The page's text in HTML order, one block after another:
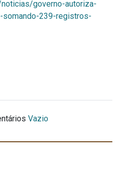
governo-autoriza-
239-registros-
Vazio